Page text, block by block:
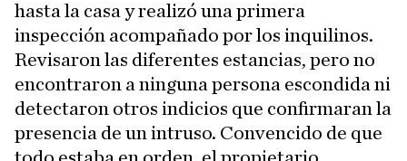
hasta la casa y realizó una primera
inspección acompañado por los inquilinos.
Revisaron las diferentes estancias, pero no
encontraron a ninguna persona escondida ni
detectaron otros indicios que confirmaran la
presencia de un intruso. Convencido de que